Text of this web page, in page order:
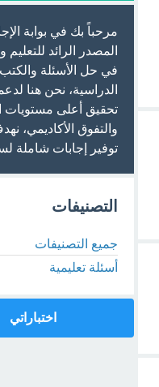
مرحباً بك في بوابة
المصدر الرائد للتعليم
في حل الأسئلة والكتب
الدراسية، نحن هنا
تحقيق أعلى مستويات
والتفوق الأكاديمي،
توفير إجابات شاملة
التصنيفات
جميع التصنيفات
أسئلة تعليمية
اختباراتي